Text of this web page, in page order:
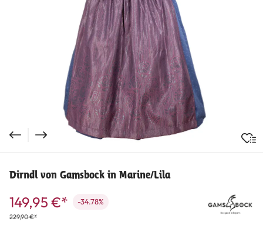
Dirndl von Gamsbock in Marine/Lila
149,95 €* -34.78%
229,90 €*